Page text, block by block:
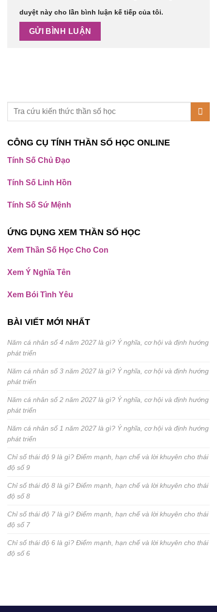
duyệt này cho lần bình luận kế tiếp của tôi.
CÔNG CỤ TÍNH THẦN SỐ HỌC ONLINE
Tính Số Chủ Đạo
Tính Số Linh Hồn
Tính Số Sứ Mệnh
ỨNG DỤNG XEM THẦN SỐ HỌC
Xem Thần Số Học Cho Con
Xem Ý Nghĩa Tên
Xem Bói Tình Yêu
BÀI VIẾT MỚI NHẤT
Năm cá nhân số 4 năm 2027 là gì? Ý nghĩa, cơ hội và định hướng
phát triển
Năm cá nhân số 3 năm 2027 là gì? Ý nghĩa, cơ hội và định hướng
phát triển
Năm cá nhân số 2 năm 2027 là gì? Ý nghĩa, cơ hội và định hướng
phát triển
Năm cá nhân số 1 năm 2027 là gì? Ý nghĩa, cơ hội và định hướng
phát triển
Chỉ số thái độ 9 là gì? Điểm mạnh, hạn chế và lời khuyên cho thái
độ số 9
Chỉ số thái độ 8 là gì? Điểm mạnh, hạn chế và lời khuyên cho thái
độ số 8
Chỉ số thái độ 7 là gì? Điểm mạnh, hạn chế và lời khuyên cho thái
độ số 7
Chỉ số thái độ 6 là gì? Điểm mạnh, hạn chế và lời khuyên cho thái
độ số 6